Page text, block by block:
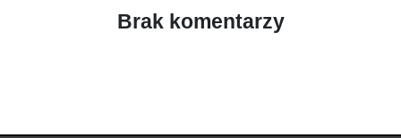
Brak komentarzy